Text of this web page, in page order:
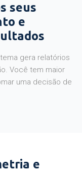
seus
e
gera relatórios
Você tem maior
uma decisão de
e